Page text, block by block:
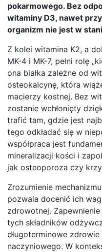
pokarmowego. Bez
witaminy D3, nawet
organizm nie jest w
Z kolei witamina K2, a
MK-4 i MK-7, pełni rolę
ona białka zależne od
osteokalcynę, która
macierzy kostnej. Bez
zostanie wchłonięty
trafić tam, gdzie jest
tego odkładać się w
współpraca jest
mineralizacji kości i
jak osteoporoza czy
Zrozumienie
pozwala docenić ich
zdrowotnej.
tych składników
długoterminowe
naczyniowego. W